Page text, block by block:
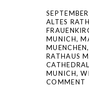
ALTES
MUNICH,
MUENCHEN
RATHAUS
MUNICH,
COMMENT